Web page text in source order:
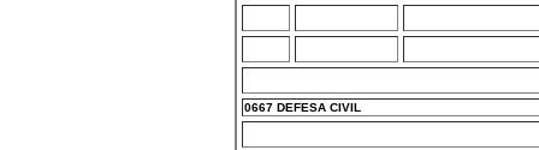
0667 DEFESA CIVIL